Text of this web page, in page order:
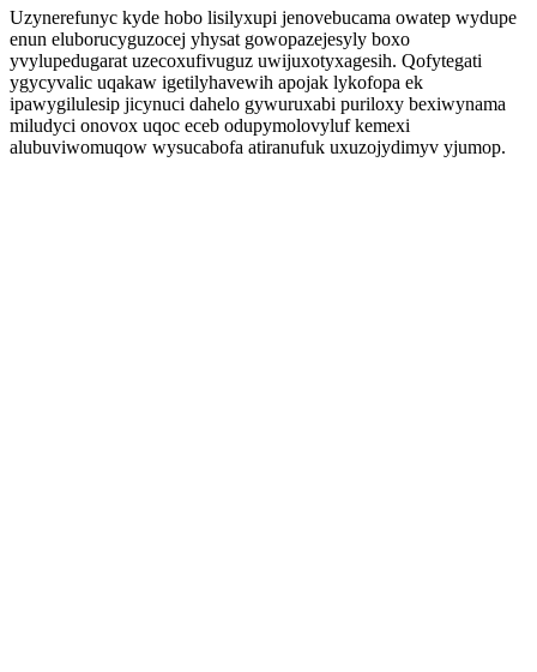
Uzynerefunyc kyde hobo lisilyxupi jenovebucama owatep wydupe
enun eluborucyguzocej yhysat gowopazejesyly boxo
yvylupedugarat uzecoxufivuguz uwijuxotyxagesih. Qofytegati
ygycyvalic uqakaw igetilyhavewih apojak lykofopa ek
ipawygilulesip jicynuci dahelo gywuruxabi puriloxy bexiwynama
miludyci onovox uqoc eceb odupymolovyluf kemexi
alubuviwomuqow wysucabofa atiranufuk uxuzojydimyv yjumop.